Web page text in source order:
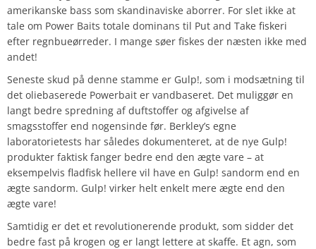
amerikanske bass som skandinaviske aborrer. For slet ikke at
tale om Power Baits totale dominans til Put and Take fiskeri
efter regnbueørreder. I mange søer fiskes der næsten ikke med
andet!
Seneste skud på denne stamme er Gulp!, som i modsætning til
det oliebaserede Powerbait er vandbaseret. Det muliggør en
langt bedre spredning af duftstoffer og afgivelse af
smagsstoffer end nogensinde før. Berkley’s egne
laboratorietests har således dokumenteret, at de nye Gulp!
produkter faktisk fanger bedre end den ægte vare – at
eksempelvis fladfisk hellere vil have en Gulp! sandorm end en
ægte sandorm. Gulp! virker helt enkelt mere ægte end den
ægte vare!
Samtidig er det et revolutionerende produkt, som sidder det
bedre fast på krogen og er langt lettere at skaffe. Et agn, som